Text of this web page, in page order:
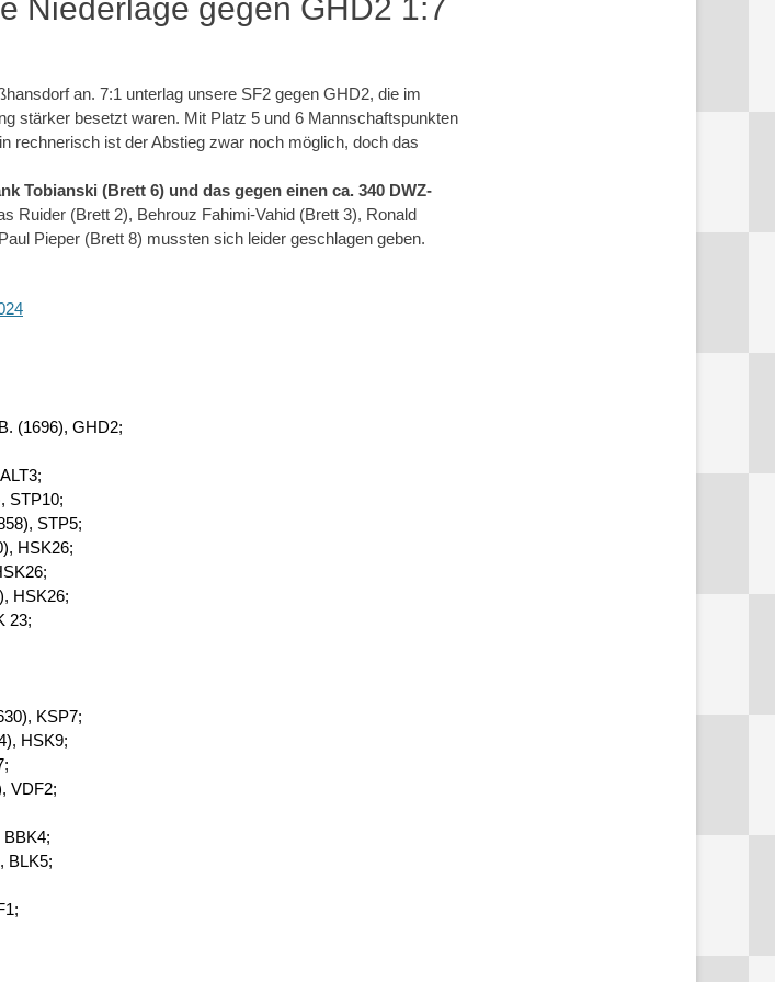
Niederlage gegen GHD2 1:7
an. 7:1 unterlag unsere SF2 gegen GHD2, die im
stärker besetzt waren. Mit Platz 5 und 6 Mannschaftspunkten
rechnerisch ist der Abstieg zwar noch möglich, doch das
Tobianski (Brett 6) und das gegen einen ca. 340 DWZ-
Ruider (Brett 2), Behrouz Fahimi-Vahid (Brett 3), Ronald
Pieper (Brett 8) mussten sich leider geschlagen geben.
(1696), GHD2;
STP10;
STP5;
HSK26;
HSK26;
23;
KSP7;
HSK9;
VDF2;
BBK4;
BLK5;